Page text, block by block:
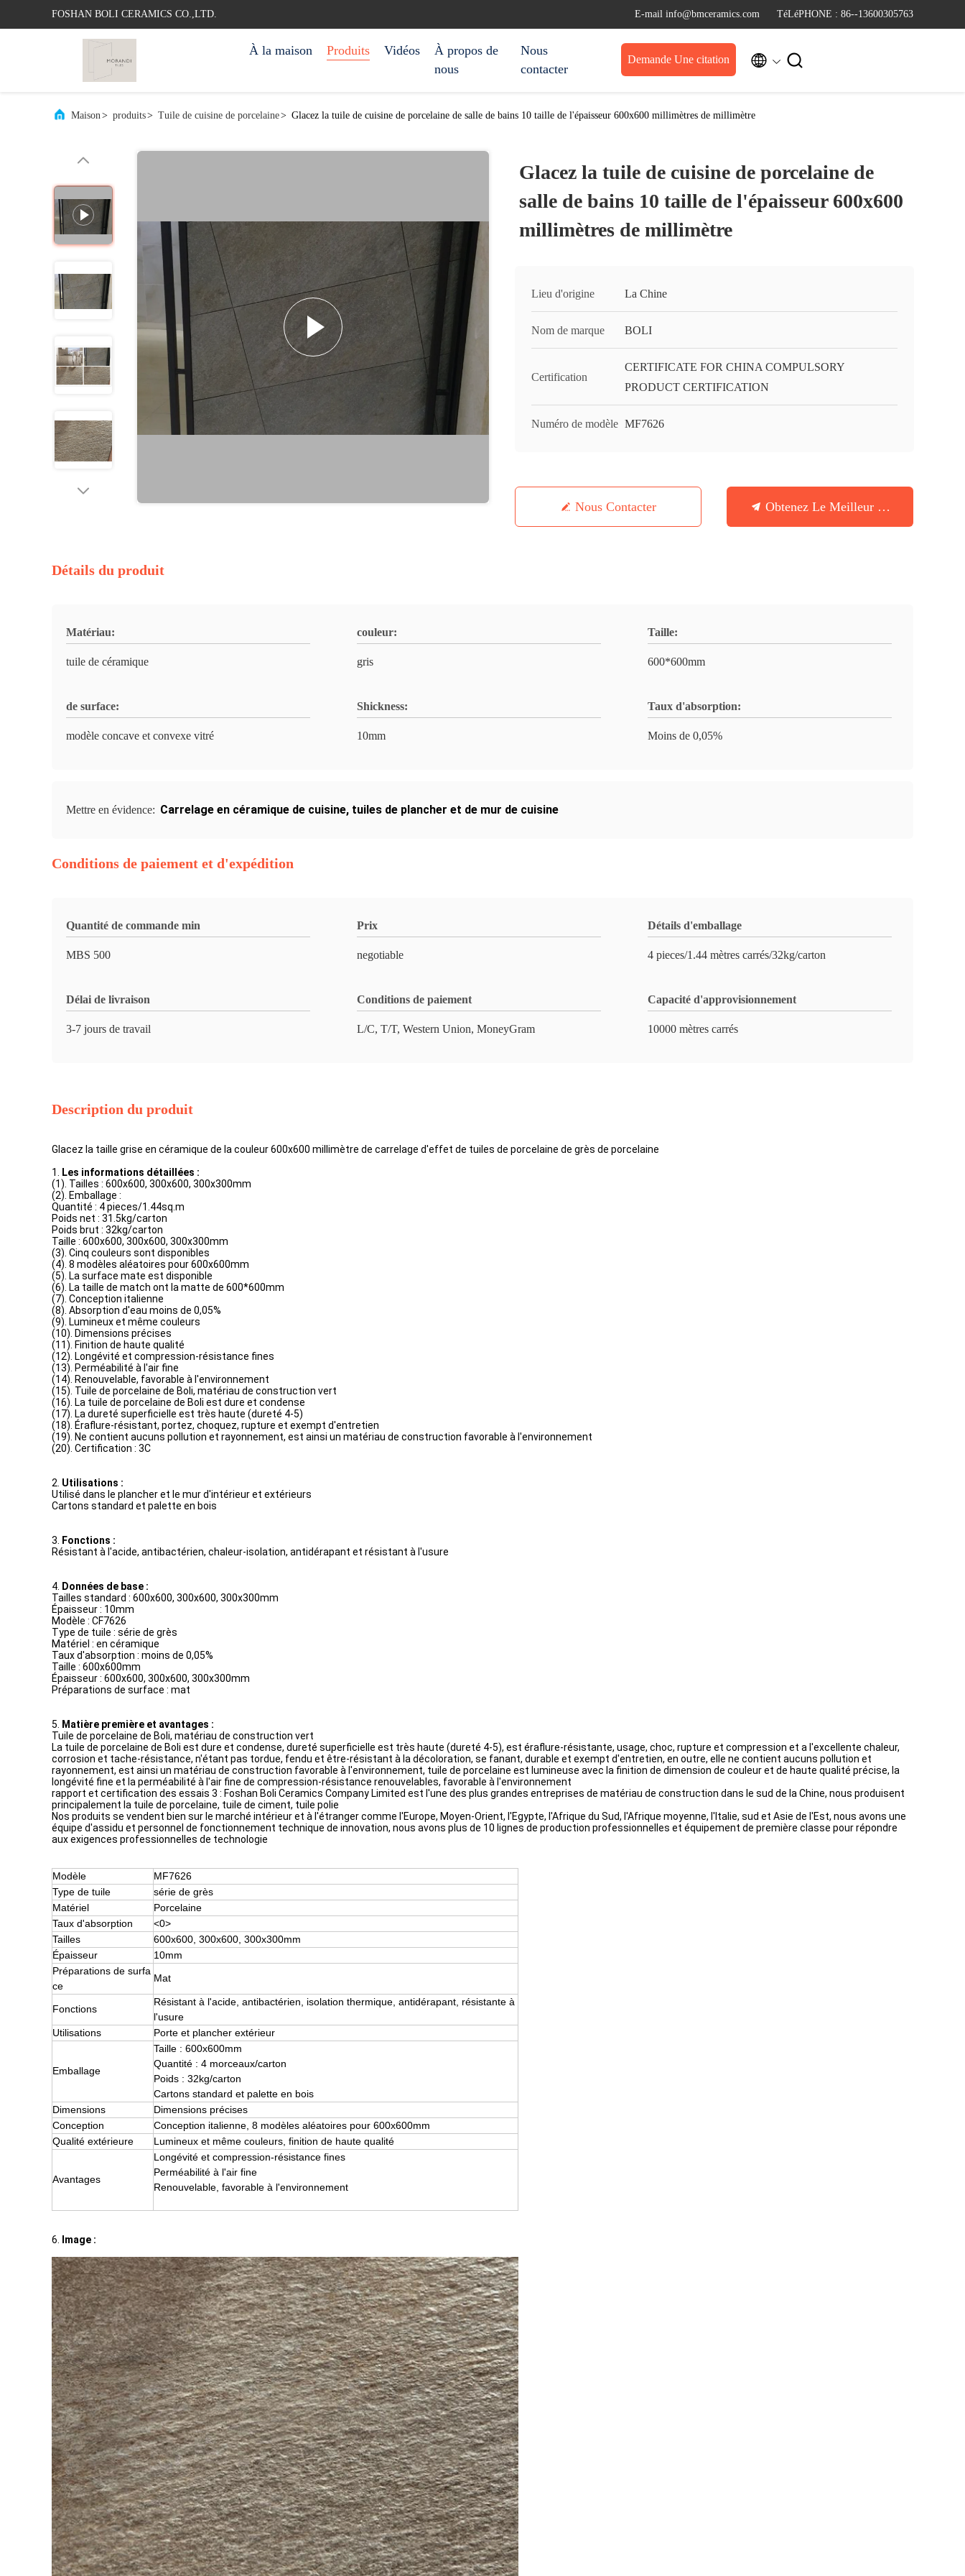
FOSHAN BOLI CERAMICS CO.,LTD. E-mail info@bmceramics.com TéLéPHONE : 86--13600305763
À la maison Produits Vidéos
À propos de
nous
Nous
contacter
Demande Une citation  
Maison> produits> Tuile de cuisine de porcelaine> Glacez la tuile de cuisine de porcelaine de salle de bains 10 taille de l'épaisseur 600x600 millimètres de millimètre
Glacez la tuile de cuisine de porcelaine de
salle de bains 10 taille de l'épaisseur 600x600
millimètres de millimètre
Lieu d'origine La Chine
Nom de marque BOLI
Certification
CERTIFICATE FOR CHINA COMPULSORY
PRODUCT CERTIFICATION
Numéro de modèle MF7626
Nous Contacter Obtenez Le Meilleur Prix
Détails du produit
Matériau:
tuile de céramique
couleur:
gris
Taille:
600*600mm
de surface:
modèle concave et convexe vitré
Shickness:
10mm
Taux d'absorption:
Moins de 0,05%
Mettre en évidence: Carrelage en céramique de cuisine, tuiles de plancher et de mur de cuisine
Conditions de paiement et d'expédition
Quantité de commande min
MBS 500
Prix
negotiable
Détails d'emballage
4 pieces/1.44 mètres carrés/32kg/carton
Délai de livraison
3-7 jours de travail
Conditions de paiement
L/C, T/T, Western Union, MoneyGram
Capacité d'approvisionnement
10000 mètres carrés
Description du produit
Glacez la taille grise en céramique de la couleur 600x600 millimètre de carrelage d'effet de tuiles de porcelaine de grès de porcelaine
1.
Les informations détaillées :
(1). Tailles : 600x600, 300x600, 300x300mm
(2). Emballage :
Quantité : 4 pieces/1.44sq.m
Poids net : 31.5kg/carton
Poids brut : 32kg/carton
Taille : 600x600, 300x600, 300x300mm
(3). Cinq couleurs sont disponibles
(4). 8 modèles aléatoires pour 600x600mm
(5). La surface mate est disponible
(6). La taille de match ont la matte de 600*600mm
(7). Conception italienne
(8). Absorption d'eau moins de 0,05%
(9). Lumineux et même couleurs
(10). Dimensions précises
(11). Finition de haute qualité
(12). Longévité et compression-résistance fines
(13). Perméabilité à l'air fine
(14). Renouvelable, favorable à l'environnement
(15). Tuile de porcelaine de Boli, matériau de construction vert
(16). La tuile de porcelaine de Boli est dure et condense
(17). La dureté superficielle est très haute (dureté 4-5)
(18). Éraflure-résistant, portez, choquez, rupture et exempt d'entretien
(19). Ne contient aucuns pollution et rayonnement, est ainsi un matériau de construction favorable à l'environnement
(20). Certification : 3C
2. Utilisations :
Utilisé dans le plancher et le mur d'intérieur et extérieurs
Cartons standard et palette en bois
3.
Fonctions :
Résistant à l'acide, antibactérien, chaleur-isolation, antidérapant et résistant à l'usure
4. Données de base :
Tailles standard : 600x600, 300x600, 300x300mm
Épaisseur : 10mm
Modèle : CF7626
Type de tuile : série de grès
Matériel : en céramique
Taux d'absorption : moins de 0,05%
Taille : 600x600mm
Épaisseur : 600x600, 300x600, 300x300mm
Préparations de surface : mat
5.
Matière première et avantages :
Tuile de porcelaine de Boli, matériau de construction vert
La tuile de porcelaine de Boli est dure et condense, dureté superficielle est très haute (dureté 4-5), est éraflure-résistante, usage, choc, rupture et compression et a l'excellente chaleur,
corrosion et tache-résistance, n'étant pas tordue, fendu et être-résistant à la décoloration, se fanant, durable et exempt d'entretien, en outre, elle ne contient aucuns pollution et
rayonnement, est ainsi un matériau de construction favorable à l'environnement, tuile de porcelaine est lumineuse avec la finition de dimension de couleur et de haute qualité précise, la
longévité fine et la perméabilité à l'air fine de compression-résistance renouvelables, favorable à l'environnement
rapport et certification des essais 3 : Foshan Boli Ceramics Company Limited est l'une des plus grandes entreprises de matériau de construction dans le sud de la Chine, nous produisent
principalement la tuile de porcelaine, tuile de ciment, tuile polie
Nos produits se vendent bien sur le marché intérieur et à l'étranger comme l'Europe, Moyen-Orient, l'Egypte, l'Afrique du Sud, l'Afrique moyenne, l'Italie, sud et Asie de l'Est, nous avons une
équipe d'assidu et personnel de fonctionnement technique de innovation, nous avons plus de 10 lignes de production professionnelles et équipement de première classe pour répondre
aux exigences professionnelles de technologie
Modèle
MF7626
Type de tuile
série de grès
Matériel
Porcelaine
Taux d'absorption
<0>
Tailles
600x600, 300x600, 300x300mm
Épaisseur
10mm
Préparations de surfa
ce
Mat
Fonctions
Résistant à l'acide, antibactérien, isolation thermique, antidérapant, résistante à
l'usure
Utilisations
Porte et plancher extérieur
Emballage
Taille : 600x600mm
Quantité : 4 morceaux/carton
Poids : 32kg/carton
Cartons standard et palette en bois
Dimensions
Dimensions précises
Conception
Conception italienne, 8 modèles aléatoires pour 600x600mm
Qualité extérieure
Lumineux et même couleurs, finition de haute qualité
Avantages
Longévité et compression-résistance fines
Perméabilité à l'air fine
Renouvelable, favorable à l'environnement
6. Image :